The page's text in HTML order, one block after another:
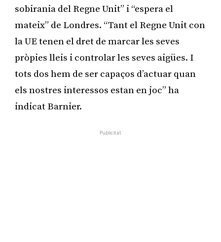
sobirania del Regne Unit” i “espera el
mateix” de Londres. “Tant el Regne Unit con
la UE tenen el dret de marcar les seves
pròpies lleis i controlar les seves aigües. I
tots dos hem de ser capaços d’actuar quan
els nostres interessos estan en joc” ha
indicat Barnier.
Publicitat